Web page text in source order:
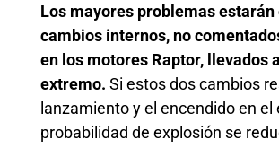
Los mayores problemas estarán
cambios internos, no
en los motores Raptor, llevados
extremo. Si estos dos cambios
lanzamiento y el encendido en el
probabilidad de explosión se